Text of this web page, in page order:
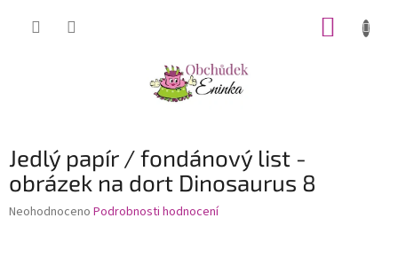
Jedlý papír / fondánový list -
obrázek na dort Dinosaurus 8
Průměrné
Neohodnoceno Podrobnosti hodnocení